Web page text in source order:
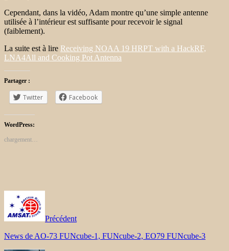
Cependant, dans la vidéo, Adam montre qu’une simple antenne
utilisée à l’intérieur est suffisante pour recevoir le signal
(faiblement).
La suite est à lire Receiving NOAA 19 HRPT with a HackRF,
LNA4All and Cooking Pot Antenna
Partager :
Twitter Facebook
WordPress:
chargement…
Précédent
News de AO-73 FUNcube-1, FUNcube-2, EO79 FUNcube-3